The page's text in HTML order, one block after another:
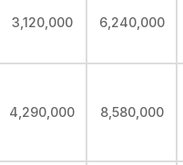
3,120,000 6,240,000
4,290,000 8,580,000